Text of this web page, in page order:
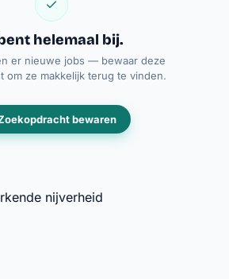
helemaal bij.
er nieuwe jobs — bewaar deze
om ze makkelijk terug te vinden.
bewaren
nijverheid